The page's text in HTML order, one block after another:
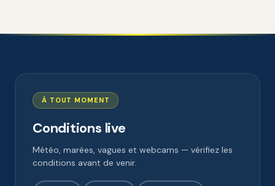
À TOUT MOMENT
Conditions live
Météo, marées, vagues et webcams — vérifiez les
conditions avant de venir.